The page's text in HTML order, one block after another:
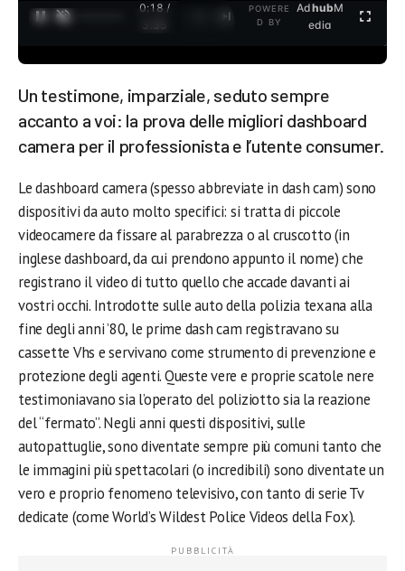
0:19 /
3:35
POWERE
D BY
AdhubM
edia
Un testimone, imparziale, seduto sempre
accanto a voi: la prova delle migliori dashboard
camera per il professionista e l’utente consumer.
Le dashboard camera (spesso abbreviate in dash cam) sono
dispositivi da auto molto specifici: si tratta di piccole
videocamere da fissare al parabrezza o al cruscotto (in
inglese dashboard, da cui prendono appunto il nome) che
registrano il video di tutto quello che accade davanti ai
vostri occhi. Introdotte sulle auto della polizia texana alla
fine degli anni ’80, le prime dash cam registravano su
cassette Vhs e servivano come strumento di prevenzione e
protezione degli agenti. Queste vere e proprie scatole nere
testimoniavano sia l’operato del poliziotto sia la reazione
del “fermato”. Negli anni questi dispositivi, sulle
autopattuglie, sono diventate sempre più comuni tanto che
le immagini più spettacolari (o incredibili) sono diventate un
vero e proprio fenomeno televisivo, con tanto di serie Tv
dedicate (come World’s Wildest Police Videos della Fox).